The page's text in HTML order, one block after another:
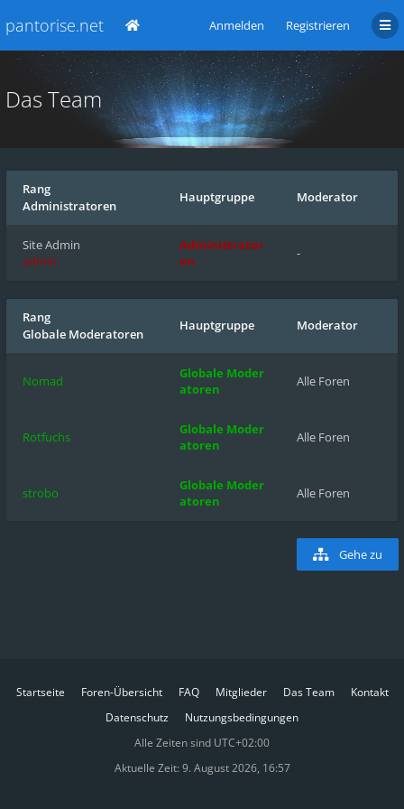
pantorise.net Anmelden Registrieren
Das Team
Rang
Administratoren
Hauptgruppe Moderator
Site Admin
admin
Administrator
en
-
Rang
Globale Moderatoren
Hauptgruppe Moderator
Nomad
Globale Moder
atoren
Alle Foren
Rotfuchs
Globale Moder
atoren
Alle Foren
strobo
Globale Moder
atoren
Alle Foren
Gehe zu
Startseite Foren-Übersicht FAQ Mitglieder Das Team
Kontakt
Datenschutz
Nutzungsbedingungen
Alle Zeiten sind UTC+02:00
Aktuelle Zeit: 9. August 2026, 16:57